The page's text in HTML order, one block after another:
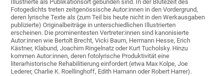
Illustrierte als Publikationsort gebunden sind. In der Blütezeit des
Fotogedichts treten zeitgenössische Autor:innen in den Vordergrund,
deren lyrische Texte als (zum Teil bis heute nicht in den Werkausgaben
publizierte) Originalbeiträge in unterschiedlichen Illustrierten
erscheinen. Die prominentesten Vertreter:innen sind kanonisierte
Autor:innen wie Bertolt Brecht, Vicki Baum, Hermann Hesse, Erich
Kästner, Klabund, Joachim Ringelnatz oder Kurt Tucholsky. Hinzu
kommen Autor:innen, deren fotolyrische Produktivität eine
literarhistorische Rehabilitierung einfordert (etwa Max Kolpe, Joe
Lederer, Charlie K. Roellinghoff, Edith Hamann oder Robert Harrer).